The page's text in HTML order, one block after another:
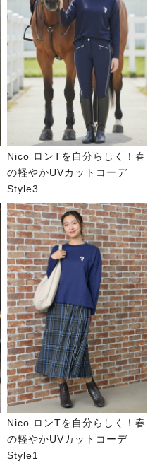
Nico ロンTを自分らしく！春
の軽やかUVカットコーデ
Style3
Nico ロンTを自分らしく！春
の軽やかUVカットコーデ
Style1